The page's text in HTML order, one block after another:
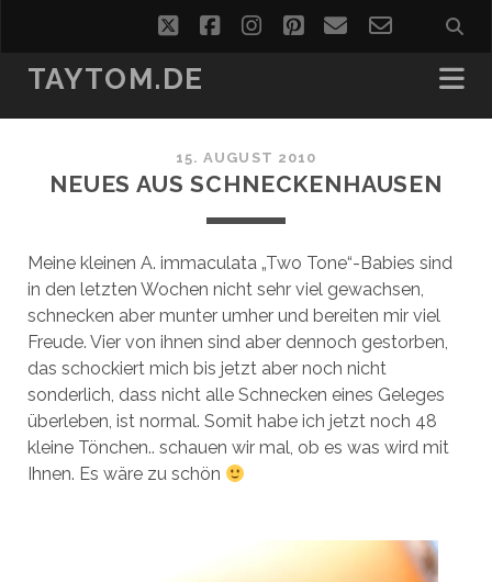
twitterfacebookinstagram
pinterest
emailemail-
form
TAYTOM.DE
15. AUGUST 2010
NEUES AUS SCHNECKENHAUSEN
Meine kleinen A. immaculata „Two Tone“-Babies sind
in den letzten Wochen nicht sehr viel gewachsen,
schnecken aber munter umher und bereiten mir viel
Freude. Vier von ihnen sind aber dennoch gestorben,
das schockiert mich bis jetzt aber noch nicht
sonderlich, dass nicht alle Schnecken eines Geleges
überleben, ist normal. Somit habe ich jetzt noch 48
kleine Tönchen.. schauen wir mal, ob es was wird mit
Ihnen. Es wäre zu schön